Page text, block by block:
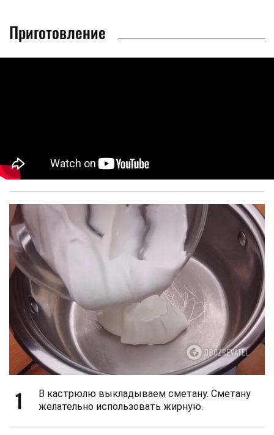
Приготовление
1
В кастрюлю выкладываем сметану. Сметану
желательно использовать жирную.